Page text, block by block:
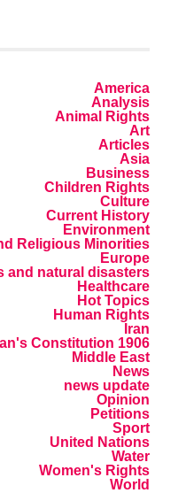
America
Analysis
Animal Rights
Art
Articles
Asia
Business
Children Rights
Culture
Current History
Environment
Religious Minorities
Europe
and natural disasters
Healthcare
Hot Topics
Human Rights
Iran
Constitution 1906
Middle East
News
news update
Opinion
Petitions
Sport
United Nations
Water
Women's Rights
World